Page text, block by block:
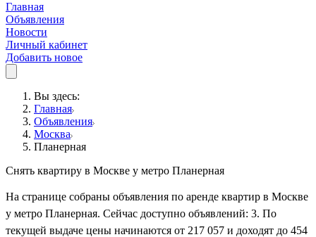
Главная
Объявления
Новости
Личный кабинет
Добавить новое
Вы здесь:
Главная
Объявления
Москва
Планерная
Снять квартиру в Москве у метро Планерная
На странице собраны объявления по аренде квартир в Москве
у метро Планерная. Сейчас доступно объявлений: 3. По
текущей выдаче цены начинаются от 217 057 и доходят до 454